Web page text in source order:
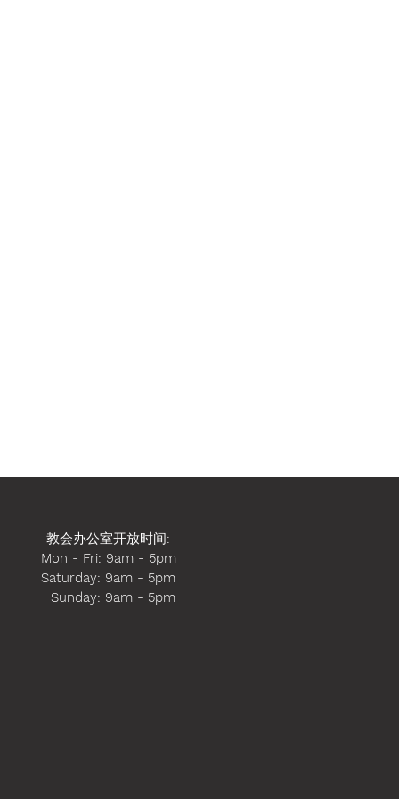
教会办公室开放时间:
Mon - Fri: 9am - 5pm
​​Saturday: 9am - 5pm
​ Sunday: 9am - 5pm